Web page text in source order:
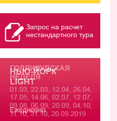
Запрос на расчет
нестандартного тура